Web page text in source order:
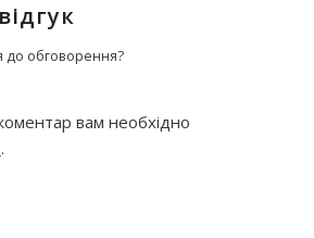
до обговорення?
вам необхідно
.